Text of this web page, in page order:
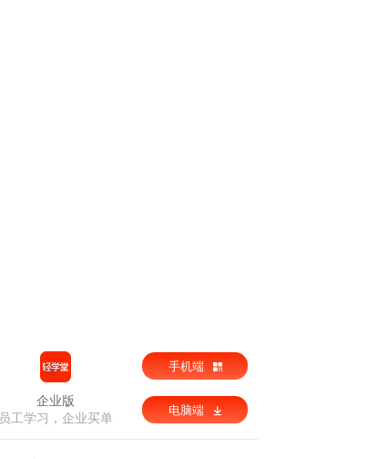
企业版
员工学习，企业买单
手机端
电脑端